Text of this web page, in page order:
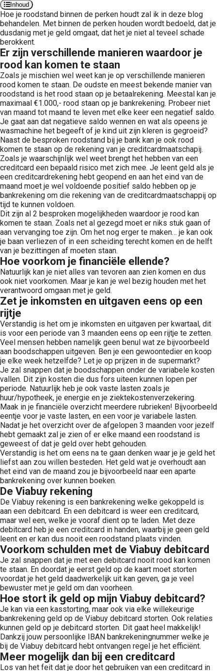
Inhoud
Hoe je roodstand binnen de perken houdt zal ik in deze blog
behandelen. Met binnen de perken houden wordt bedoeld, dat je
dusdanig met je geld omgaat, dat het je niet al teveel schade
berokkent.
Er zijn verschillende manieren waardoor je
rood kan komen te staan
Zoals je mischien wel weet kan je op verschillende manieren
rood komen te staan. De oudste en meest bekende manier van
roodstand is het rood staan op je betaalrekening. Meestal kan je
maximaal €1.000,- rood staan op je bankrekening. Probeer niet
van maand tot maand te leven met elke keer een negatief saldo.
Je gaat aan dat negatieve saldo wennen en wat als opeens je
wasmachine het begeeft of je kind uit zijn kleren is gegroeid?
Naast de besproken roodstand bij je bank kan je ook rood
komen te staan op de rekening van je creditcardmaatschapij.
Zoals je waarschijnlijk wel weet brengt het hebben van een
creditcard een bepaald risico met zich mee. Je leent geld als je
een creditcardrekening hebt geopend en aan het eind van de
maand moet je wel voldoende positief saldo hebben op je
bankrekening om die rekening van de creditcardmaatschappij op
tijd te kunnen voldoen.
Dit zijn al 2 besproken mogelijkheden waardoor je rood kan
komen te staan. Zoals net al gezegd moet er niks stuk gaan of
aan vervanging toe zijn. Om het nog erger te maken… je kan ook
je baan verliezen of in een scheiding terecht komen en de helft
van je bezittingen af moeten staan.
Hoe voorkom je financiële ellende?
Natuurlijk kan je niet alles van tevoren aan zien komen en dus
ook niet voorkomen. Maar je kan je wel bezig houden met het
verantwoord omgaan met je geld.
Zet je inkomsten en uitgaven eens op een
rijtje
Verstandig is het om je inkomsten en uitgaven per kwartaal, dit
is voor een periode van 3 maanden eens op een rijtje te zetten.
Veel mensen hebben namelijk geen benul wat ze bijvoorbeeld
aan boodschappen uitgeven. Ben je een gewoontedier en koop
je elke week hetzelfde? Let je op prijzen in de supermarkt?
Je zal snappen dat je boodschappen onder de variabele kosten
vallen. Dit zijn kosten die dus fors uiteen kunnen lopen per
periode. Natuurlijk heb je ook vaste lasten zoals je
huur/hypotheek, je energie en je ziektekostenverzekering.
Maak in je financiële overzicht meerdere rubrieken! Bijvoorbeeld
eentje voor je vaste lasten, en een voor je variabele lasten.
Nadat je het overzicht over de afgelopen 3 maanden voor jezelf
hebt gemaakt zal je zien of er elke maand een roodstand is
geweest of dat je geld over hebt gehouden.
Verstandig is het om eens na te gaan denken waar je je geld het
liefst aan zou willen besteden. Het geld wat je overhoudt aan
het eind van de maand zou je bijvoorbeeld naar een aparte
bankrekening over kunnen boeken.
De Viabuy rekening
De Viabuy rekening is een bankrekening welke gekoppeld is
aan een debitcard. En een debitcard is weer een creditcard,
maar wel een, welke je vooraf dient op te laden. Met deze
debitcard heb je een creditcard in handen, waarbij je geen geld
leent en er kan dus nooit een roodstand plaats vinden.
Voorkom schulden met de Viabuy debitcard
Je zal snappen dat je met een debitcard nooit rood kan komen
te staan. En doordat je eerst geld op de kaart moet storten
voordat je het geld daadwerkelijk uit kan geven, ga je veel
bewuster met je geld om dan voorheen.
Hoe stort ik geld op mijn Viabuy debitcard?
Je kan via een kasstorting, maar ook via elke willekeurige
bankrekening geld op de Viabuy debitcard storten. Ook relaties
kunnen geld op je debitcard storten. Dit gaat heel makkelijk!
Dankzij jouw persoonlijke IBAN bankrekeningnummer welke je
bij de Viabuy debitcard hebt ontvangen regel je het efficiënt.
Meer mogelijk dan bij een creditcard
Los van het feit dat je door het gebruiken van een creditcard in